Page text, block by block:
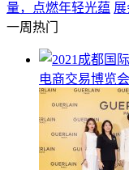
量，点燃年轻光蕴
一周热门
电商交易博览会